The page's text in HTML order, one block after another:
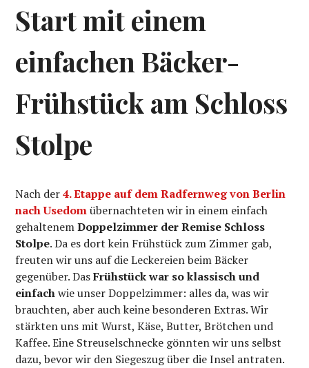
Start mit einem
einfachen Bäcker-
Frühstück am Schloss
Stolpe
Nach der4. Etappe auf dem Radfernweg von Berlin
nach Usedomübernachteten wir in einem einfach
gehaltenemDoppelzimmer der Remise Schloss
Stolpe. Da es dort kein Frühstück zum Zimmer gab,
freuten wir uns auf die Leckereien beim Bäcker
gegenüber. DasFrühstück war so klassisch und
einfachwie unser Doppelzimmer: alles da, was wir
brauchten, aber auch keine besonderen Extras. Wir
stärkten uns mit Wurst, Käse, Butter, Brötchen und
Kaffee. Eine Streuselschnecke gönnten wir uns selbst
dazu, bevor wir den Siegeszug über die Insel antraten.